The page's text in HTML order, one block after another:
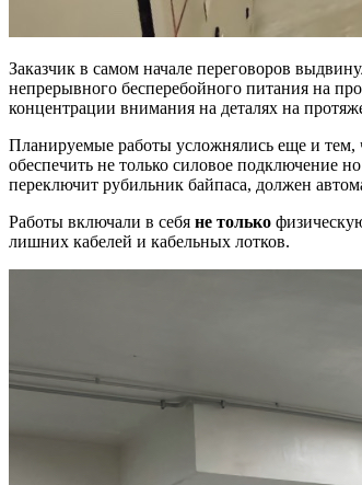
Заказчик в самом начале переговоров
непрерывного бесперебойного питания на
концентрации внимания на деталях на
Планируемые работы усложнялись еще и
обеспечить не только силовое подключение
переключит рубильник байпаса, должен
Работы включали в себя не только
лишних кабелей и кабельных лотков.